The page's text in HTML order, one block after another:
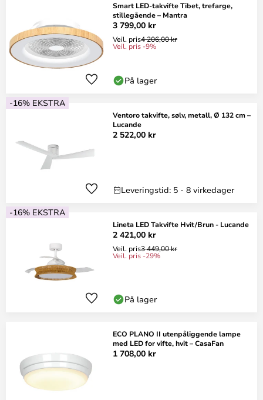
Smart LED-takvifte Tibet, trefarge,
stillegående – Mantra
3 799,00 kr
Veil. pris4 206,00 kr
Veil. pris -9%
På lager
-16% EKSTRA
Ventoro takvifte, sølv, metall, Ø 132 cm –
Lucande
2 522,00 kr
Leveringstid: 5 - 8 virkedager
-16% EKSTRA
Lineta LED Takvifte Hvit/Brun - Lucande
2 421,00 kr
Veil. pris3 449,00 kr
Veil. pris -29%
På lager
ECO PLANO II utenpåliggende lampe
med LED for vifte, hvit – CasaFan
1 708,00 kr